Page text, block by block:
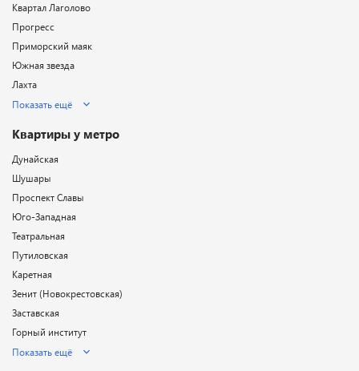
Квартал Лаголово
Прогресс
Приморский маяк
Южная звезда
Лахта
Показать ещё
Квартиры у метро
Дунайская
Шушары
Проспект Славы
Юго-Западная
Театральная
Путиловская
Каретная
Зенит (Новокрестовская)
Заставская
Горный институт
Показать ещё